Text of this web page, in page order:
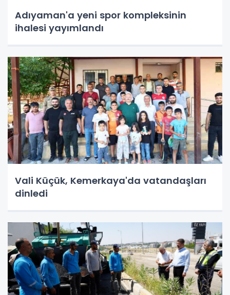
Adıyaman'a yeni spor kompleksinin
ihalesi yayımlandı
Vali Küçük, Kemerkaya'da vatandaşları
dinledi